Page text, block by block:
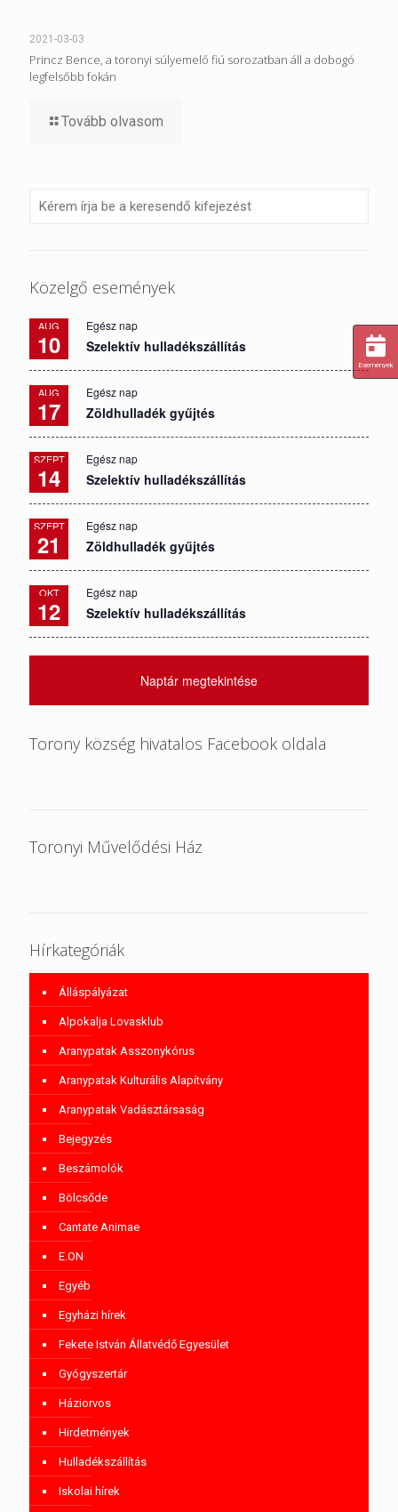
2021-03-03
Princz Bence, a toronyi súlyemelő fiú sorozatban áll a dobogó
legfelsőbb fokán
Tovább olvasom
Közelgő események
AUG
10
Egész nap
Szelektív hulladékszállítás
AUG
17
Egész nap
Zöldhulladék gyűjtés
SZEPT
14
Egész nap
Szelektív hulladékszállítás
SZEPT
21
Egész nap
Zöldhulladék gyűjtés
OKT
12
Egész nap
Szelektív hulladékszállítás
Naptár megtekintése
Torony község hivatalos Facebook oldala
Toronyi Művelődési Ház
Hírkategóriák
Álláspályázat
Alpokalja Lovasklub
Aranypatak Asszonykórus
Aranypatak Kulturális Alapítvány
Aranypatak Vadásztársaság
Bejegyzés
Beszámolók
Bölcsőde
Cantate Animae
E.ON
Egyéb
Egyházi hírek
Fekete István Állatvédő Egyesület
Gyógyszertár
Háziorvos
Hirdetmények
Hulladékszállítás
Iskolai hírek
Események